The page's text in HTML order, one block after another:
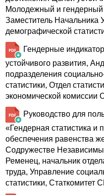
Молодежный и
Заместитель Начальника
демографической
Гендерные
устойчивого развития,
подразделения
статистики, Отдел
экономической комиссии
Руководство для
«Гендерная статистика и
обеспечения равенства
Содружестве
Ременец, начальник
труда, Управление
статистики, Статкомитет